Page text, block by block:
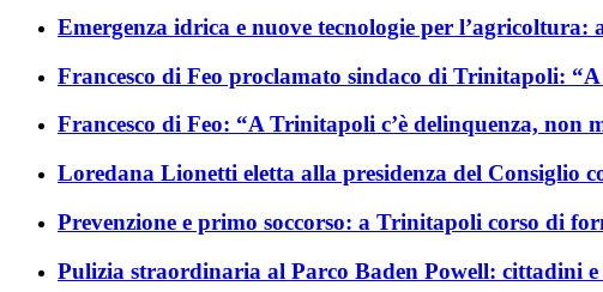
Emergenza idrica e nuove tecnologie per
Francesco di Feo proclamato sindaco di Trinitapoli:
Francesco di Feo: “A Trinitapoli c’è delinquenza,
Loredana Lionetti eletta alla presidenza del Consiglio
Prevenzione e primo soccorso: a Trinitapoli corso di
Pulizia straordinaria al Parco Baden Powell: cittadini